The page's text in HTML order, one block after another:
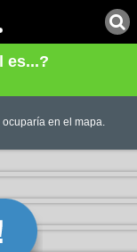
es...?
en el mapa.